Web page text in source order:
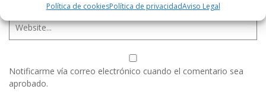
Política de cookiesPolítica de privacidadAviso Legal
Notificarme vía correo electrónico cuando el comentario sea
aprobado.